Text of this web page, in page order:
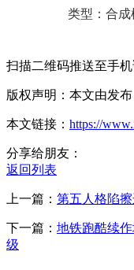
类型：合成
扫描二维码推送至手机
版权声明：本文由发
本文链接： https://
分享给朋友：
返回列表
上一篇： 第五人格陷
下一篇： 地铁跑酷续
级